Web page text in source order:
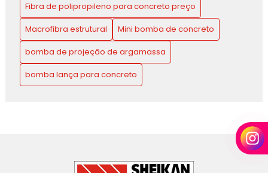
Fibra de polipropileno para concreto preço
Macrofibra estrutural
Mini bomba de concreto
bomba de projeção de argamassa
bomba lança para concreto